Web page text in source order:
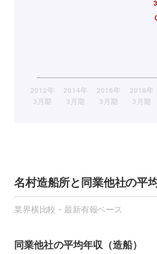
名村造船所と同業他社の平
業界横比較・最新有報ベース
同業他社の平均年収 （造船）